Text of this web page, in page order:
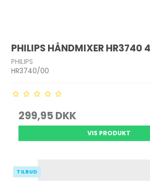
PHILIPS HÅNDMIXER HR3740
PHILIPS
HR3740/00
299,95 DKK
VIS PRODUKT
TILBUD